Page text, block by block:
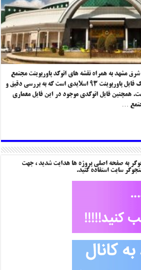
مشهد به همراه نقشه های اتوکد پاورپوینت مجتمع
تجاری الماس شرق مشهد شامل یک فایل پاورپوینت ۹۳ اسلایدی است که به بررسی دقیق و
همچنین فایل اتوکدی موجود در این فایل معماری
…
به صفحه اصلی پروژه ها هدایت شدید ، جهت
سایت استفاده کنید.